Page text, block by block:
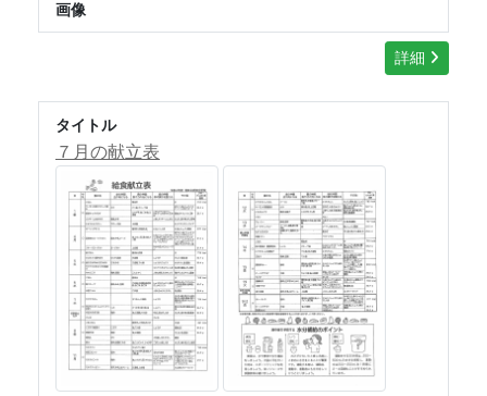
画像
詳細
タイトル
７月の献立表